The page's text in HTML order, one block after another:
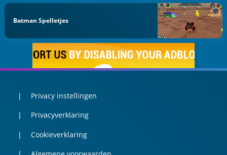
Batman Spelletjes
Privacy instellingen
Privacyverklaring
Cookieverklaring